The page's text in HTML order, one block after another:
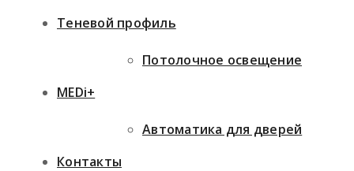
Теневой профиль
MEDi+
Контакты
Потолочное освещение
Автоматика для дверей